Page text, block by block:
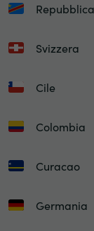
Svizzera
Cile
Colombia
Curacao
Germania